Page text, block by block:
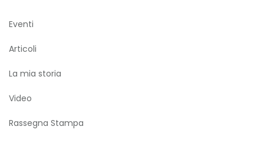
Eventi
Articoli
La mia storia
Video
Rassegna Stampa